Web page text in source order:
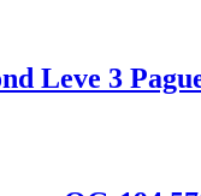
Leve 3